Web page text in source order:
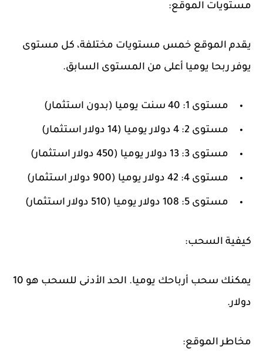
مستويات الموقع:
يقدم الموقع خمس مستويات مختلفة، كل مستوى
يوفر ربحا يوميا أعلى من المستوى السابق.
مستوى 1: 40 سنت يوميا (بدون استثمار)
مستوى 2: 4 دولار يوميا (14 دولار استثمار)
مستوى 3: 13 دولار يوميا (450 دولار استثمار)
مستوى 4: 42 دولار يوميا (900 دولار استثمار)
مستوى 5: 108 دولار يوميا (510 دولار استثمار)
كيفية السحب:
يمكنك سحب أرباحك يوميا. الحد الأدنى للسحب هو 10
دولار.
مخاطر الموقع: